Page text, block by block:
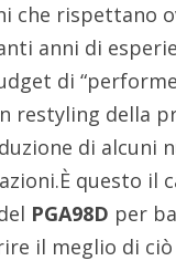
che rispettano
anni di
di
restyling della
di alcuni
questo il
PGA98D per
il meglio di ciò